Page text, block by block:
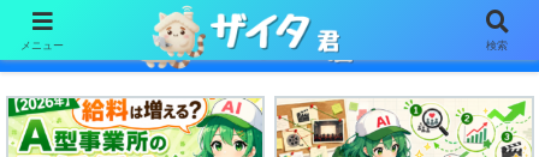
メニュー 検索